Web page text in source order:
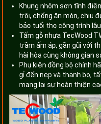
Khung nhôm sơn tĩnh
trội, chống ăn mòn, chịu
bảo tuổi thọ công trình
Tấm gỗ nhựa TecWood
trầm ấm áp, gần gũi với
hài hòa cùng không gian
Phụ kiện đồng bộ chính
gỉ đến nẹp và thanh bo,
mang lại sự hoàn thiện